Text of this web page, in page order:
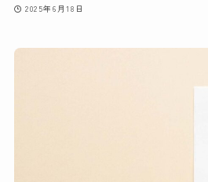
2025年6月18日